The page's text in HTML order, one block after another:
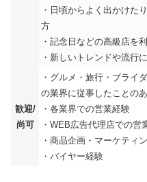
・日頃からよく出かけた
方
・記念日などの高級店を
・新しいトレンドや流行
歓迎/
尚可
・グルメ・旅行・ブライ
の業界に従事したことの
・各業界での営業経験
・WEB広告代理店での営
・商品企画・マーケティ
・バイヤー経験